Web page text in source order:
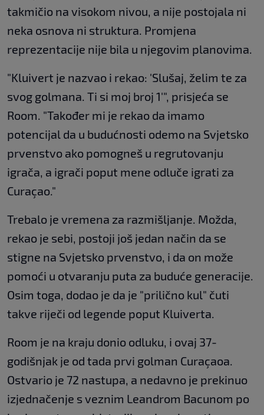
takmičio na visokom nivou, a nije postojala ni
neka osnova ni struktura. Promjena
reprezentacije nije bila u njegovim planovima.
"Kluivert je nazvao i rekao: 'Slušaj, želim te za
svog golmana. Ti si moj broj 1'", prisjeća se
Room. "Također mi je rekao da imamo
potencijal da u budućnosti odemo na Svjetsko
prvenstvo ako pomogneš u regrutovanju
igrača, a igrači poput mene odluče igrati za
Curaçao."
Trebalo je vremena za razmišljanje. Možda,
rekao je sebi, postoji još jedan način da se
stigne na Svjetsko prvenstvo, i da on može
pomoći u otvaranju puta za buduće generacije.
Osim toga, dodao je da je "prilično kul" čuti
takve riječi od legende poput Kluiverta.
Room je na kraju donio odluku, i ovaj 37-
godišnjak je od tada prvi golman Curaçaoa.
Ostvario je 72 nastupa, a nedavno je prekinuo
izjednačenje s veznim Leandrom Bacunom po